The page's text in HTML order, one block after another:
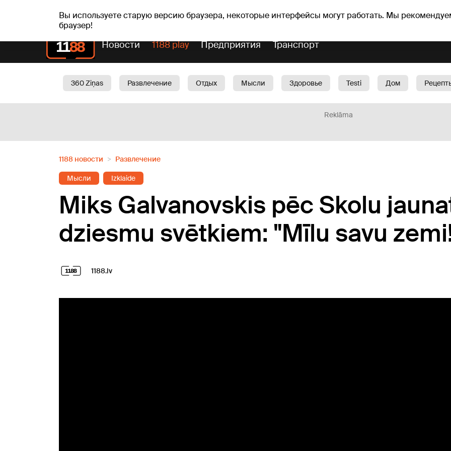
Вы используете старую версию браузера, некоторые интерфейсы могут работать. Мы
браузер!
пт, 07.08.2026. +16°C Mudīte, Vladislava, Vladislavs Прогноз погоды Гороскопы
Новости 1188 play Предприятия Транспорт
360 Ziņas Развлечение Отдых Мысли Здоровье Testi Дом
Reklāma
1188 новости Развлечение
Мысли Izklaide
Miks Galvanovskis pēc Skolu
dziesmu svētkiem: "Mīlu savu
1188.lv